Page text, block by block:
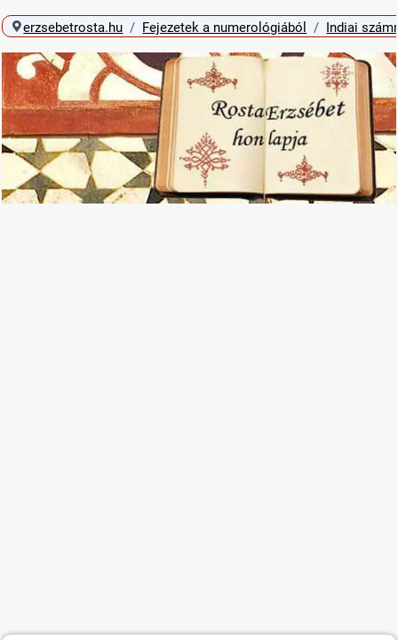
erzsebetrosta.hu Fejezetek a numerológiából Indiai